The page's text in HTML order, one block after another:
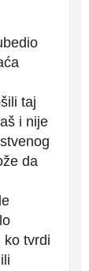
taj
i nije
da
ko tvrdi